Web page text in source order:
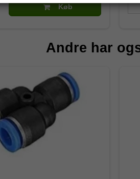
Køb
Andre har